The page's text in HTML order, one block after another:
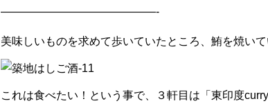
——————————————-
美味しいものを求めて歩いていたところ、鮪を焼いて
これは食べたい！という事で、３軒目は「東印度